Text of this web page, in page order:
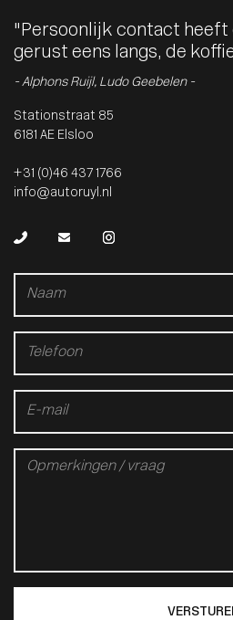
"Persoonlijk contact heeft
gerust eens langs, de
- Alphons Ruijl, Ludo Geebelen -
Stationstraat 85
6181 AE Elsloo
+31 (0)46 437 1766
info@autoruyl.nl